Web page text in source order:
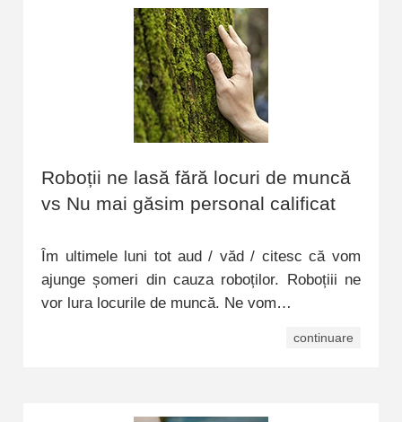
Roboții ne lasă fără locuri de muncă
vs Nu mai găsim personal calificat
Îm ultimele luni tot aud / văd / citesc că vom
ajunge șomeri din cauza roboților. Roboțiii ne
vor lura locurile de muncă. Ne vom…
continuare